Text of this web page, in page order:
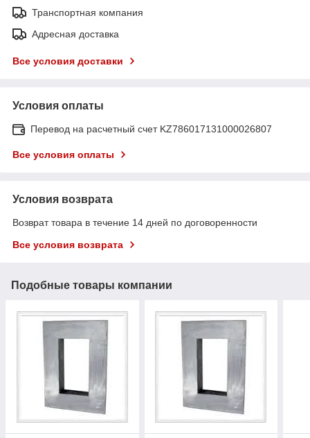
Транспортная компания
Адресная доставка
Все условия доставки
Условия оплаты
Перевод на расчетный счет KZ786017131000026807
Все условия оплаты
Условия возврата
Возврат товара в течение 14 дней по договоренности
Все условия возврата
Подобные товары компании